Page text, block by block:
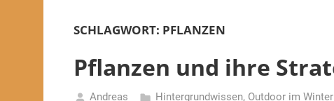
SCHLAGWORT: PFLANZEN
Pflanzen und ihre
Andreas Hintergrundwissen, Outdoor im Winter